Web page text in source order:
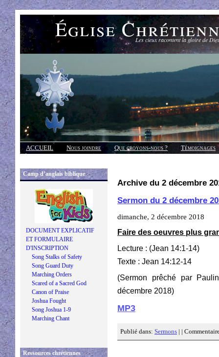
Église Les cieux racontent la gloire de
ACCUEIL Nous joindre Que croyons-nous ?
Témoignages
Réponses
Camp d’anglais biblique
DOCUMENT EXPLICATIF
ET FORMULAIRE
D'INSCRIPTION
Song Stalks of Safety
Song Guard Duty
Marching Orders
Scared of a Sacred God
Canon of Praise
Joshua Fought
Song Joshua 1-9
Marching Chant
Ressources chrétiennes
Archive du 2 décembre
Sermon du 2 décembre
dimanche, 2 décembre 2018
Faire des oeuvres plus
Lecture : (Jean 14:1-14)
Texte : Jean 14:12-14
(Sermon prêché par
décembre 2018)
MP3
Publié dans: Sermons | |